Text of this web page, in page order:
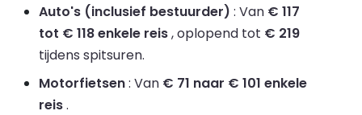
Auto's (inclusief bestuurder) : Van € 117
tot € 118 enkele reis, oplopend tot € 219
tijdens spitsuren.
Motorfietsen: Van € 71 naar € 101 enkele
reis.